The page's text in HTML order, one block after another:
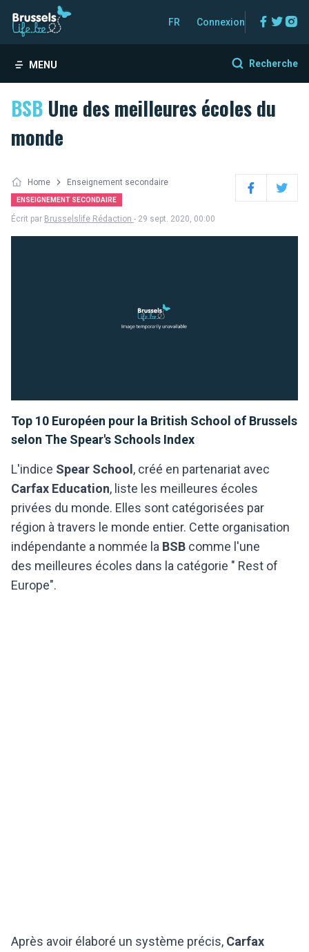
FR Connexion
MENU Recherche
BSB Une des meilleures écoles du
monde
Home Enseignement secondaire
ENSEIGNEMENT SECONDAIRE FacebookTwitter
Écrit par Brusselslife Rédaction - 29 sept. 2020, 00:00
Top 10 Européen pour la British School of Brussels
selon The Spear's Schools Index
L'indice Spear School, créé en partenariat avec
Carfax Education, liste les meilleures écoles
privées du monde. Elles sont catégorisées par
région à travers le monde entier. Cette organisation
indépendante a nommée la BSB comme l'une
des meilleures écoles dans la catégorie " Rest of
Europe".
Après avoir élaboré un système précis, Carfax